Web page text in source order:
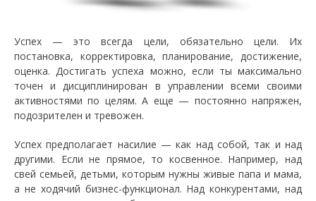
Успех — это всегда цели, обязательно цели. Их
постановка, корректировка, планирование, достижение,
оценка. Достигать успеха можно, если ты максимально
точен и дисциплинирован в управлении всеми своими
активностями по целям. А еще — постоянно напряжен,
подозрителен и тревожен.
Успех предполагает насилие — как над собой, так и над
другими. Если не прямое, то косвенное. Например, над
свей семьей, детьми, которым нужны живые папа и мама,
а не ходячий бизнес-функционал. Над конкурентами, над